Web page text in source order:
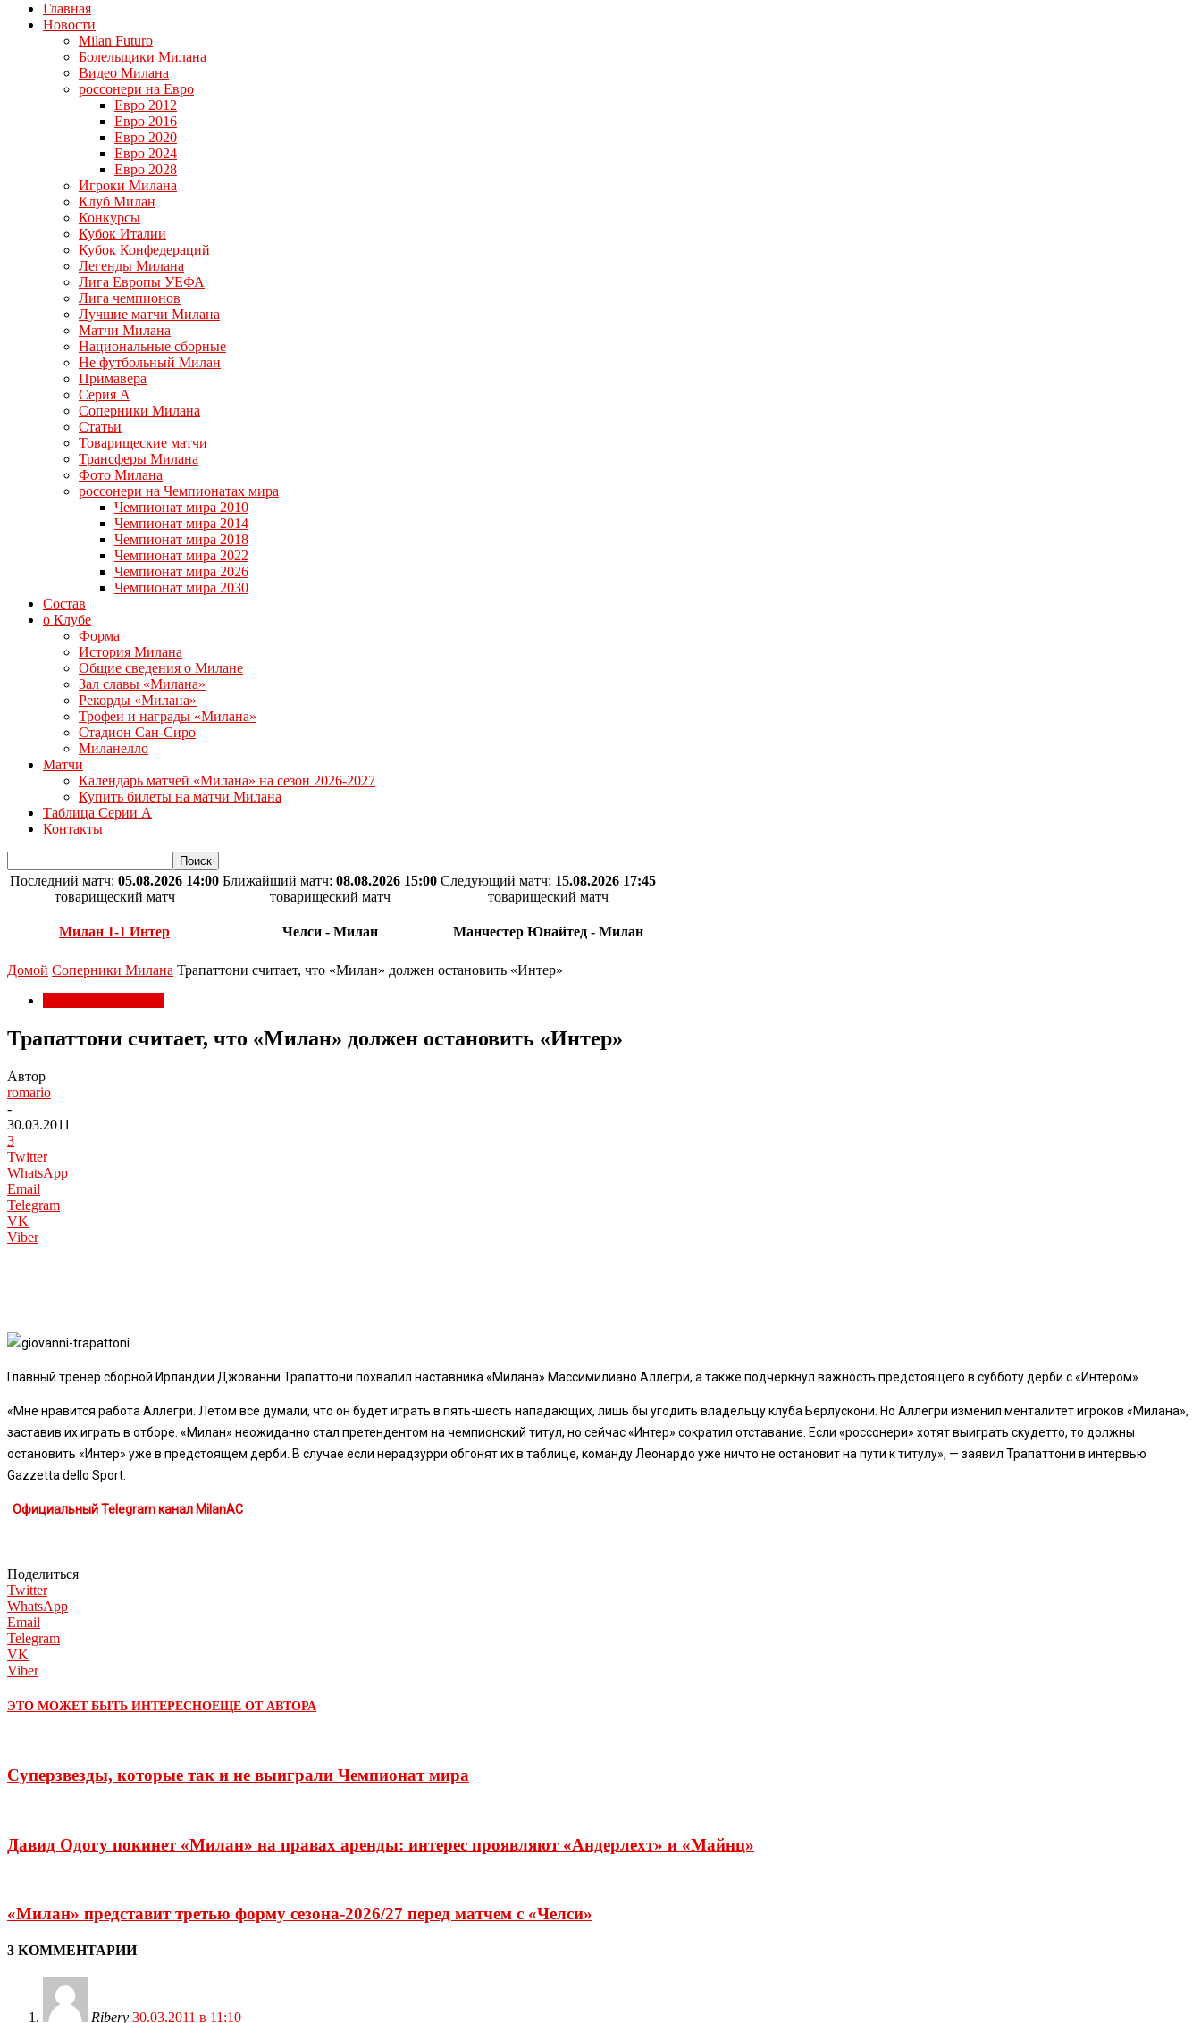
Главная
Новости
Milan Futuro
Болельщики Милана
Видео Милана
россонери на Евро
Евро 2012
Евро 2016
Евро 2020
Евро 2024
Евро 2028
Игроки Милана
Клуб Милан
Конкурсы
Кубок Италии
Кубок Конфедераций
Легенды Милана
Лига Европы УЕФА
Лига чемпионов
Лучшие матчи Милана
Матчи Милана
Национальные сборные
Не футбольный Милан
Примавера
Серия А
Соперники Милана
Статьи
Товарищеские матчи
Трансферы Милана
Фото Милана
россонери на Чемпионатах мира
Чемпионат мира 2010
Чемпионат мира 2014
Чемпионат мира 2018
Чемпионат мира 2022
Чемпионат мира 2026
Чемпионат мира 2030
Состав
о Клубе
Форма
История Милана
Общие сведения о Милане
Зал славы «Милана»
Рекорды «Милана»
Трофеи и награды «Милана»
Стадион Сан-Сиро
Миланелло
Матчи
Календарь матчей «Милана» на сезон 2026-2027
Купить билеты на матчи Милана
Таблица Серии А
Контакты
Последний матч: 05.08.2026 14:00
товарищеский матч
Милан 1-1 Интер
Ближайший матч: 08.08.2026 15:00
товарищеский матч
Челси - Милан
Следующий матч: 15.08.2026 17:45
товарищеский матч
Манчестер Юнайтед - Милан
Домой Соперники Милана Трапаттони считает, что «Милан» должен остановить «Интер»
Трапаттони считает, что «Милан» должен остановить «Интер»
Автор
romario
-
30.03.2011
3
Twitter
WhatsApp
Email
Telegram
VK
Viber
Главный тренер сборной Ирландии Джованни Трапаттони похвалил наставника «Милана» Массимилиано Аллегри, а также подчеркнул важность предстоящего в субботу дерби с «Интером».
«Мне нравится работа Аллегри. Летом все думали, что он будет играть в пять-шесть нападающих, лишь бы угодить владельцу клуба Берлускони. Но Аллегри изменил менталитет игроков «Милана»,
заставив их играть в отборе. «Милан» неожиданно стал претендентом на чемпионский титул, но сейчас «Интер» сократил отставание. Если «россонери» хотят выиграть скудетто, то должны
остановить «Интер» уже в предстоящем дерби. В случае если нерадзурри обгонят их в таблице, команду Леонардо уже ничто не остановит на пути к титулу», — заявил Трапаттони в интервью
Gazzetta dello Sport.
Официальный Telegram канал MilanAC
Поделиться
Twitter
WhatsApp
Email
Telegram
VK
Viber
ЭТО МОЖЕТ БЫТЬ ИНТЕРЕСНОЕЩЕ ОТ АВТОРА
Суперзвезды, которые так и не выиграли Чемпионат мира
Давид Одогу покинет «Милан» на правах аренды: интерес проявляют «Андерлехт» и «Майнц»
«Милан» представит третью форму сезона-2026/27 перед матчем с «Челси»
3 КОММЕНТАРИИ
Ribery 30.03.2011 в 11:10